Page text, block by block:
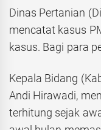
Dinas Pertanian
mencatat kasus
kasus. Bagi para
Kepala Bidang
Andi Hirawadi,
terhitung sejak